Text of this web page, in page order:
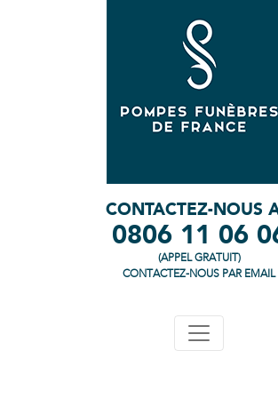
CONTACTEZ-NOUS
0806 11 06
(APPEL GRATUIT)
CONTACTEZ-NOUS PAR EMAIL